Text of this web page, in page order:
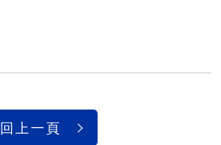
回上一頁